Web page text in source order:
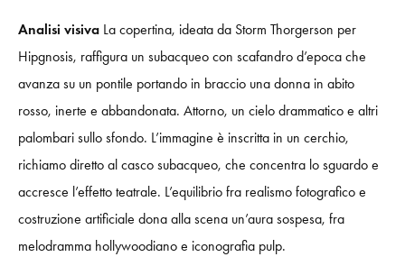
Analisi visiva La copertina, ideata da Storm Thorgerson per
Hipgnosis, raffigura un subacqueo con scafandro d’epoca che
avanza su un pontile portando in braccio una donna in abito
rosso, inerte e abbandonata. Attorno, un cielo drammatico e altri
palombari sullo sfondo. L’immagine è inscritta in un cerchio,
richiamo diretto al casco subacqueo, che concentra lo sguardo e
accresce l’effetto teatrale. L’equilibrio fra realismo fotografico e
costruzione artificiale dona alla scena un’aura sospesa, fra
melodramma hollywoodiano e iconografia pulp.